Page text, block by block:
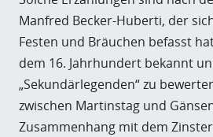
Manfred Becker-Huberti, der
Festen und Bräuchen befasst
dem 16. Jahrhundert bekannt
„Sekundärlegenden“ zu
zwischen Martinstag und
Zusammenhang mit dem